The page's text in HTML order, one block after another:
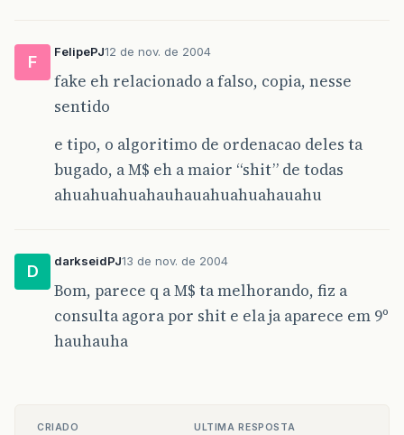
F
FelipePJ12 de nov. de 2004
fake eh relacionado a falso, copia, nesse
sentido
e tipo, o algoritimo de ordenacao deles ta
bugado, a M$ eh a maior “shit” de todas
ahuahuahuahauhauahuahuahauahu
D
darkseidPJ13 de nov. de 2004
Bom, parece q a M$ ta melhorando, fiz a
consulta agora por shit e ela ja aparece em 9º
hauhauha
CRIADO ULTIMA RESPOSTA